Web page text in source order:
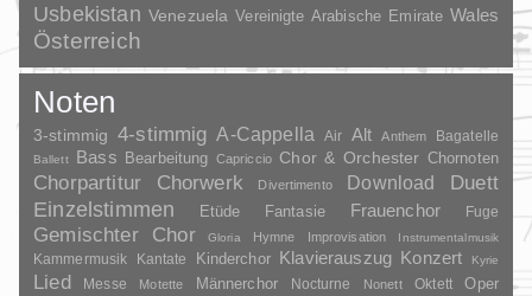
Usbekistan Venezuela Vereinigte Arabische Emirate Wales
Österreich
Noten
3-stimmig 4-stimmig A-Cappella Air Alt Anthem Bagatelle
Ballett Bass Bearbeitung Capriccio Chor & Orchester Chornoten
Chorpartitur Chorwerk Divertimento Download
Duett
Einzelstimmen
Etüde Fantasie Frauenchor Fuge
Gemischter Chor Gloria Hymne Improvisation Instrumentalmusik
Kammermusik Kantate Kinderchor Klavierauszug Konzert Kyrie
Lied Messe Motette Männerchor Nocturne Nonett Oktett Oper